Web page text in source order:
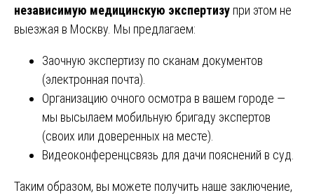
независимую медицинскую экспертизу при этом не
выезжая в Москву. Мы предлагаем:
Заочную экспертизу по сканам документов
(электронная почта).
Организацию очного осмотра в вашем городе —
мы высылаем мобильную бригаду экспертов
(своих или доверенных на месте).
Видеоконференцсвязь для дачи пояснений в суд.
Таким образом, вы можете получить наше заключение,